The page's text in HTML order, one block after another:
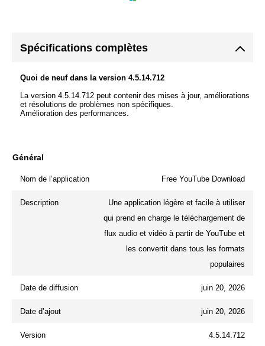
Spécifications complètes
Quoi de neuf dans la version 4.5.14.712
La version 4.5.14.712 peut contenir des mises à jour, améliorations
et résolutions de problèmes non spécifiques.
Amélioration des performances.
Général
Nom de l’application Free YouTube Download
Description
Une application légère et facile à utiliser
qui prend en charge le téléchargement de
flux audio et vidéo à partir de YouTube et
les convertit dans tous les formats
populaires
Date de diffusion juin 20, 2026
Date d’ajout juin 20, 2026
Version 4.5.14.712